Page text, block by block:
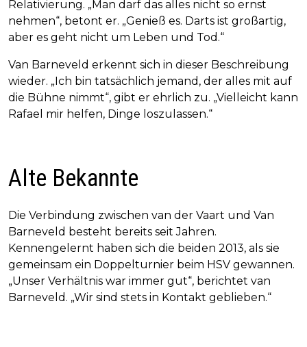
Relativierung. „Man darf das alles nicht so ernst
nehmen“, betont er. „Genieß es. Darts ist großartig,
aber es geht nicht um Leben und Tod.“
Van Barneveld erkennt sich in dieser Beschreibung
wieder. „Ich bin tatsächlich jemand, der alles mit auf
die Bühne nimmt“, gibt er ehrlich zu. „Vielleicht kann
Rafael mir helfen, Dinge loszulassen.“
Alte Bekannte
Die Verbindung zwischen van der Vaart und Van
Barneveld besteht bereits seit Jahren.
Kennengelernt haben sich die beiden 2013, als sie
gemeinsam ein Doppelturnier beim HSV gewannen.
„Unser Verhältnis war immer gut“, berichtet van
Barneveld. „Wir sind stets in Kontakt geblieben.“